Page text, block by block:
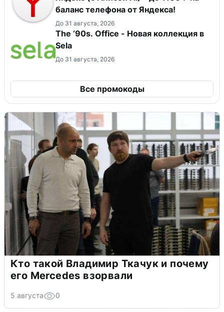
баланс телефона от Яндекса!
До 31 августа, 2026
The ‘90s. Office - Новая коллекция в
Sela
До 31 августа, 2026
Все промокоды
Кто такой Владимир Ткачук и почему
его Mercedes взорвали
5 августа 0